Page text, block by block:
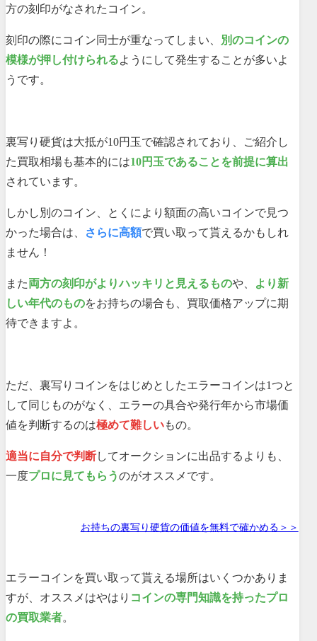
方の刻印がなされたコイン。
刻印の際にコイン同士が重なってしまい、
別のコインの
模様が押し付けられるようにして発生することが多いよ
うです。
裏写り硬貨は大抵が10円玉で確認されており、ご紹介し
た買取相場も基本的には10円玉であることを前提に算出
されています。
しかし別のコイン、とくにより額面の高いコインで見つ
かった場合は、
さらに高額で買い取って貰えるかもしれ
ません！
また両方の刻印がよりハッキリと見えるものや、
より新
しい年代のものをお持ちの場合も、買取価格アップに期
待できますよ。
ただ、裏写りコインをはじめとしたエラーコインは1つと
して同じものがなく、エラーの具合や発行年から市場価
値を判断するのは極めて難しいもの。
適当に自分で判断してオークションに出品するよりも、
一度プロに見てもらうのがオススメです。
お持ちの裏写り硬貨の価値を無料で確かめる＞＞
エラーコインを買い取って貰える場所はいくつかありま
すが、オススメはやはり コインの専門知識を持ったプロ
の買取業者。